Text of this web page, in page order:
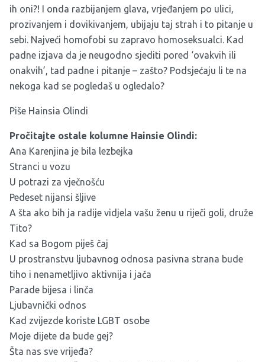
ih oni?! I onda razbijanjem glava, vrjeđanjem po ulici,
prozivanjem i dovikivanjem, ubijaju taj strah i to pitanje u
sebi. Najveći homofobi su zapravo homoseksualci. Kad
padne izjava da je neugodno sjediti pored ‘ovakvih ili
onakvih’, tad padne i pitanje – zašto? Podsjećaju li te na
nekoga kad se pogledaš u ogledalo?
Piše Hainsia Olindi
Pročitajte ostale kolumne Hainsie Olindi:
Ana Karenjina je bila lezbejka
Stranci u vozu
U potrazi za vječnošću
Pedeset nijansi šljive
A šta ako bih ja radije vidjela vašu ženu u riječi goli, druže
Tito?
Kad sa Bogom piješ čaj
U prostranstvu ljubavnog odnosa pasivna strana bude
tiho i nenametljivo aktivnija i jača
Parade bijesa i linča
Ljubavnički odnos
Kad zvijezde koriste LGBT osobe
Moje dijete da bude gej?
Šta nas sve vrijeđa?